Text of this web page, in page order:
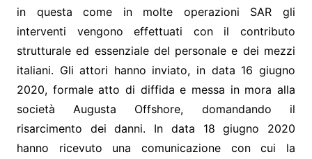
in questa come in molte operazioni SAR gli
interventi vengono effettuati con il contributo
strutturale ed essenziale del personale e dei mezzi
italiani. Gli attori hanno inviato, in data 16 giugno
2020, formale atto di diffida e messa in mora alla
società Augusta Offshore, domandando il
risarcimento dei danni. In data 18 giugno 2020
hanno ricevuto una comunicazione con cui la